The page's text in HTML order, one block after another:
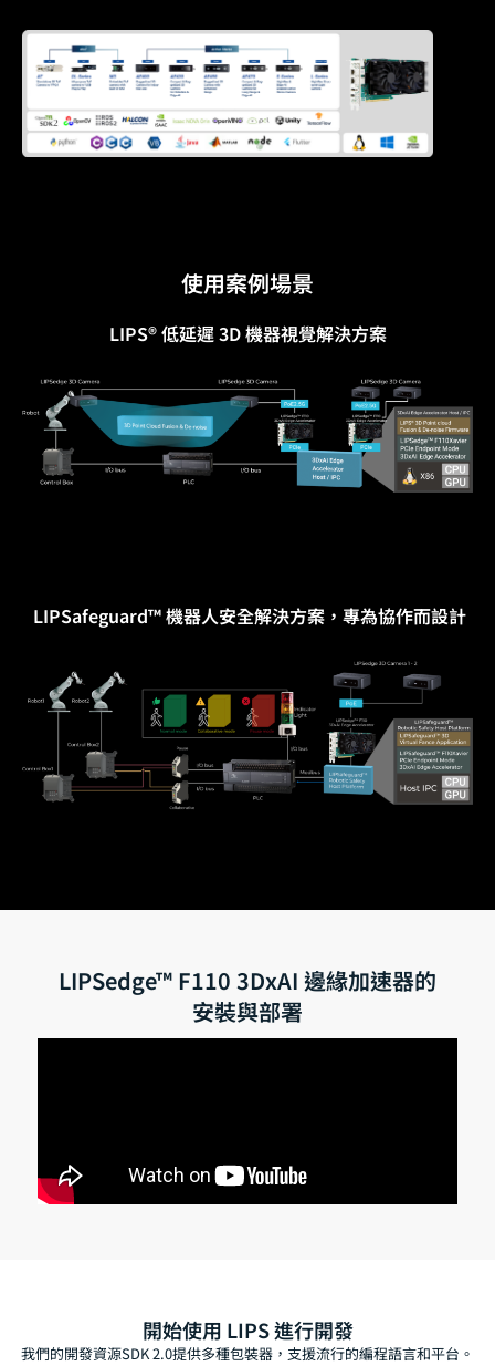
使用案例場景
LIPS® 低延遲 3D 機器視覺解決方案
LIPSafeguard™ 機器人安全解決方案，專為協作而設計
LIPSedge™ F110 3DxAI 邊緣加速器的
安裝與部署
開始使用 LIPS 進行開發
我們的開發資源SDK 2.0提供多種包裝器，支援流行的編程語言和平台。